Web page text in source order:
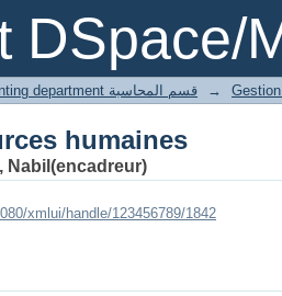
DSpace/
humaines
1 Accounting department قسم المحاسبة →
humaines
Nabil(encadreur)
xmlui/handle/123456789/1842